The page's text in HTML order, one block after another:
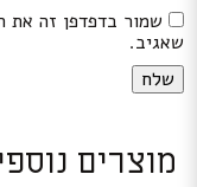
שמור בדפדפן זה את
שאגיב.
מוצרים